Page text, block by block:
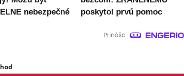
nebezpečné
poskytol prvú pomoc